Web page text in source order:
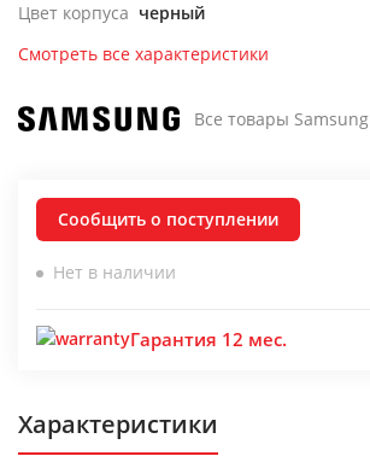
Цвет корпуса черный
Смотреть все характеристики
Все товары Samsung
Сообщить о поступлении
Нет в наличии
Гарантия 12 мес.
Характеристики